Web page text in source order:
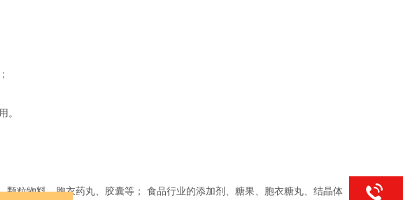
。
粒物料、胞衣药丸、胶囊等； 食品行业的添加剂、糖果、胞衣糖丸、结晶体